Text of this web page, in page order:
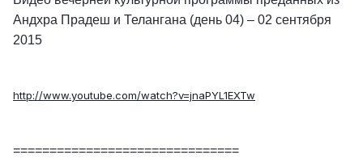
Андхра Прадеш и Телангана (день 04) – 02 сентября
2015
http://www.youtube.com/watch?v=jnaPYL1EXTw
===============================